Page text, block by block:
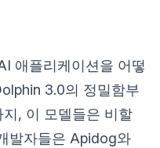
애플리케이션을 어떻
3.0의 정밀함부
, 이 모델들은 비할
발자들은 Apidog와